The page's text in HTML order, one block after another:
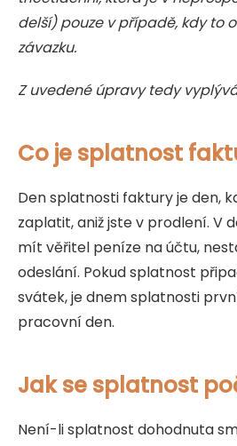
delší) pouze v případě, kdy to
závazku.
Z uvedené úpravy tedy
Co je splatnost
Den splatnosti faktury je den,
zaplatit, aniž jste v prodlení. V
mít věřitel peníze na účtu,
odeslání. Pokud splatnost
svátek, je dnem splatnosti
pracovní den.
Jak se splatnost
Není-li splatnost dohodnuta